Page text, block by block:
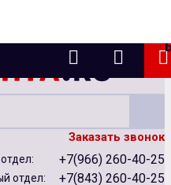
Заказать звонок
+7(966) 260-40-25
отдел: +7(843) 260-40-25